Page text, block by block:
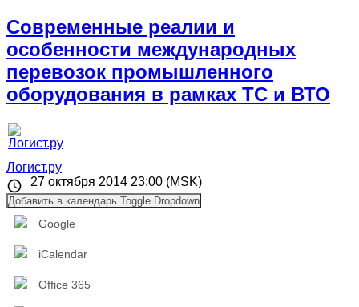
Современные реалии и
особенности международных
перевозок промышленного
оборудования в рамках ТС и ВТО
Логист.ру
Event
date
27 октября 2014 23:00 (MSK)
Добавить в календарь Toggle Dropdown
Google
iCalendar
Office 365